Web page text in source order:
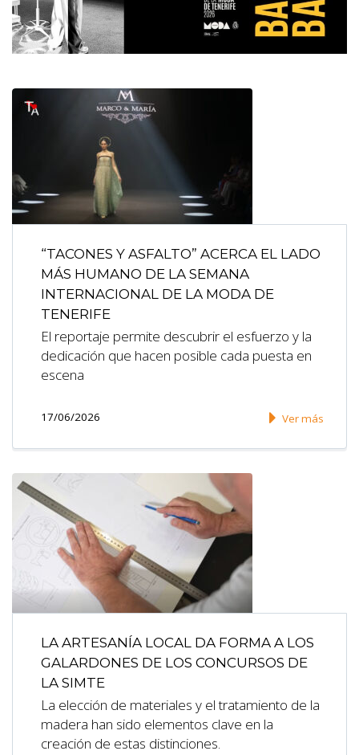
“TACONES Y ASFALTO” ACERCA EL LADO
MÁS HUMANO DE LA SEMANA
INTERNACIONAL DE LA MODA DE
TENERIFE
El reportaje permite descubrir el esfuerzo y la
dedicación que hacen posible cada puesta en
escena
17/06/2026 Ver más
LA ARTESANÍA LOCAL DA FORMA A LOS
GALARDONES DE LOS CONCURSOS DE
LA SIMTE
La elección de materiales y el tratamiento de la
madera han sido elementos clave en la
creación de estas distinciones.